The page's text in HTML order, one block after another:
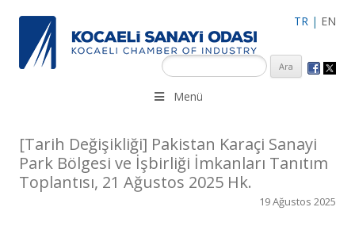
TR | EN
KSO 3500’ü aşkın sanayi kuruluşuna uzman çalışanları ile İzmit
Merkez, Çayırova, Dilovası, Gebze ve İMES OSB’deki ofisleri ile
Menü
[Tarih Değişikliği] Pakistan Karaçi Sanayi
Park Bölgesi ve İşbirliği İmkanları Tanıtım
Toplantısı, 21 Ağustos 2025 Hk.
19 Ağustos 2025